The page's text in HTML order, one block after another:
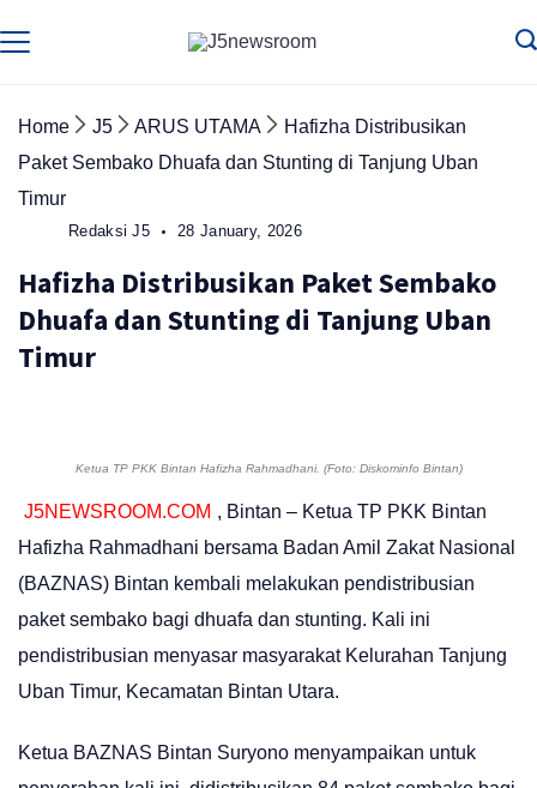
to
Home J5 ARUS UTAMA
Hafizha Distribusikan
Paket Sembako Dhuafa dan Stunting di Tanjung Uban
Timur
Redaksi J5 28 January, 2026
Hafizha Distribusikan Paket Sembako
Dhuafa dan Stunting di Tanjung Uban
Timur
Ketua TP PKK Bintan Hafizha Rahmadhani. (Foto: Diskominfo Bintan)
J5NEWSROOM.COM , Bintan – Ketua TP PKK Bintan
Hafizha Rahmadhani bersama Badan Amil Zakat Nasional
(BAZNAS) Bintan kembali melakukan pendistribusian
paket sembako bagi dhuafa dan stunting. Kali ini
pendistribusian menyasar masyarakat Kelurahan Tanjung
Uban Timur, Kecamatan Bintan Utara.
Ketua BAZNAS Bintan Suryono menyampaikan untuk